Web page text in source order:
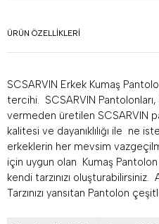
ÜRÜN ÖZELLIKLERI
SCSARVIN Erkek Kumaş
tercihi. SCSARVIN
vermeden üretilen SCSARVIN
kalitesi ve dayanıklılığı ile ne
erkeklerin her mevsim
için uygun olan Kumaş
kendi tarzınızı oluşturabilirsiniz.
Tarzınızı yansıtan Pantolon